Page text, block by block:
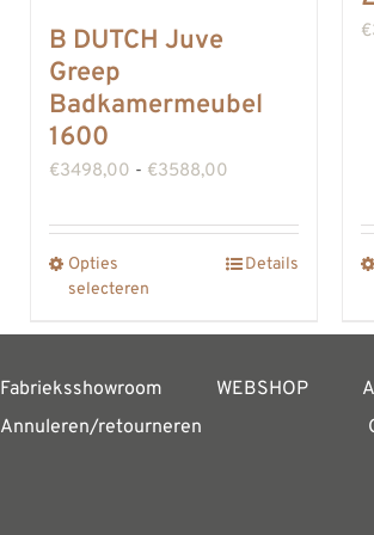
B DUTCH Juve
Greep
Badkamermeubel
1600
€3498,00 - €3588,00
tot
€3588,00
Opties
selecteren
heeft
meerdere
Details
€
Fabrieksshowroom WEBSHOP
Annuleren/retourneren